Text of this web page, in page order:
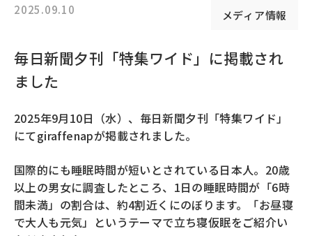
2025.09.10 メディア情報
毎日新聞夕刊「特集ワイド」に掲載され
ました
2025年9月10日（水）、毎日新聞夕刊「特集ワイド」
にてgiraffenapが掲載されました。
国際的にも睡眠時間が短いとされている日本人。20歳
以上の男女に調査したところ、1日の睡眠時間が「6時
間未満」の割合は、約4割近くにのぼります。「お昼寝
で大人も元気」というテーマで立ち寝仮眠をご紹介い